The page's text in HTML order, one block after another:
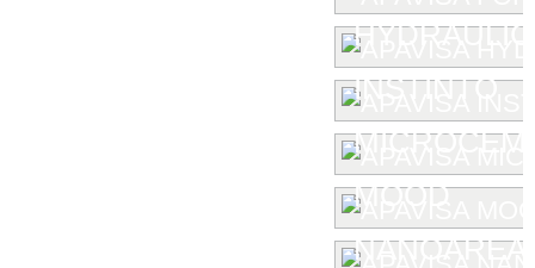
HYDRAULIC
INSTINTO
MOOD
NANOAREA